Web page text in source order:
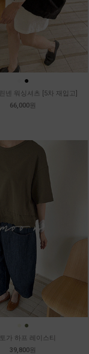
●
넨 워싱셔츠 [5차 재입고]
66,000원
●
가 하프 레이스티
39,800원